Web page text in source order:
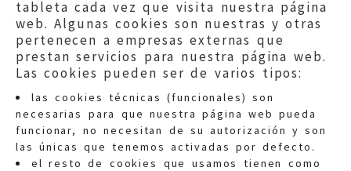
tableta cada vez que visita nuestra página
web. Algunas cookies son nuestras y otras
pertenecen a empresas externas que
prestan servicios para nuestra página web.
Las cookies pueden ser de varios tipos:
las cookies técnicas (funcionales) son
necesarias para que nuestra página web pueda
funcionar, no necesitan de su autorización y son
las únicas que tenemos activadas por defecto.
el resto de cookies que usamos tienen como
Quejas:quejas@eljusticiadearagon.es